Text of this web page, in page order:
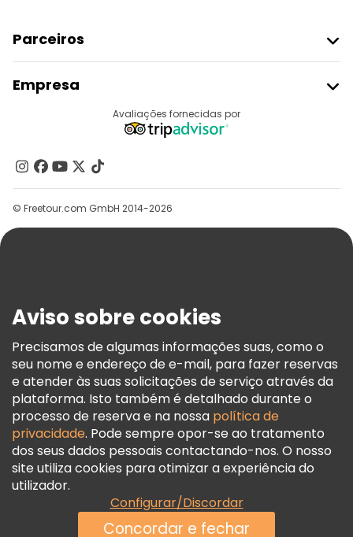
Parceiros
Registo Do Fornecedor
Programa De Afiliados
Empresa
Contacte-Nos
Grupos
Ajuda
Termos E Informações Legais
Política De Cookies
Freetour Prémios
Programa De Fidelidade
Avaliações fornecidas por
© Freetour.com GmbH 2014-2026
Aviso sobre cookies
Precisamos de algumas informações suas, como o
seu nome e endereço de e-mail, para fazer reservas
e atender às suas solicitações de serviço através da
plataforma. Isto também é detalhado durante o
processo de reserva e na nossa política de
privacidade. Pode sempre opor-se ao tratamento
dos seus dados pessoais contactando-nos. O nosso
site utiliza cookies para otimizar a experiência do
utilizador.
Configurar/Discordar
Concordar e fechar